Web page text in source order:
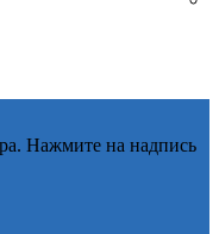
Нажмите на надпись